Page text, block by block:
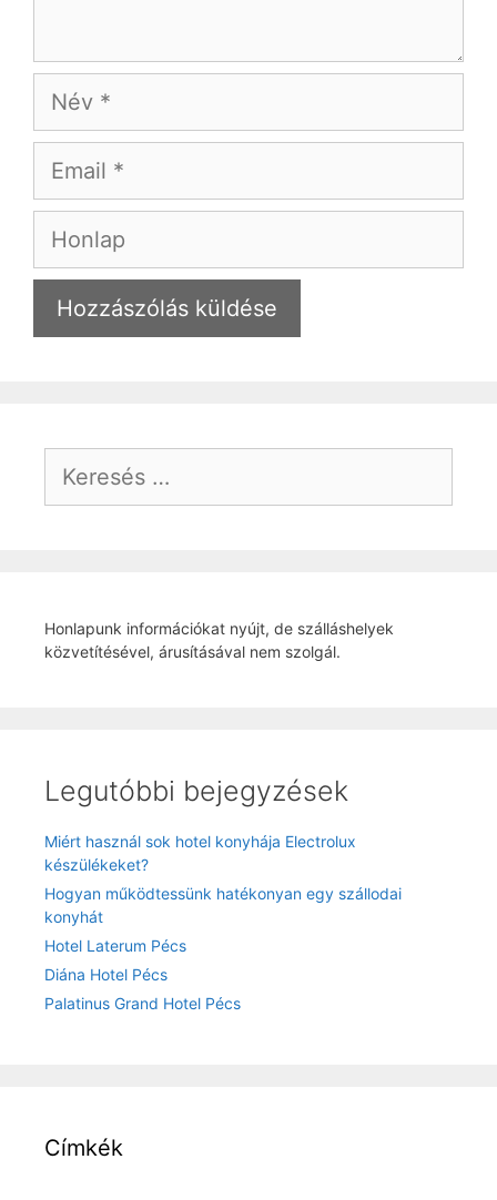
Név
Email
Honlap
Honlapunk információkat nyújt, de szálláshelyek
közvetítésével, árusításával nem szolgál.
Legutóbbi bejegyzések
Miért használ sok hotel konyhája Electrolux
készülékeket?
Hogyan működtessünk hatékonyan egy szállodai
konyhát
Hotel Laterum Pécs
Diána Hotel Pécs
Palatinus Grand Hotel Pécs
Címkék